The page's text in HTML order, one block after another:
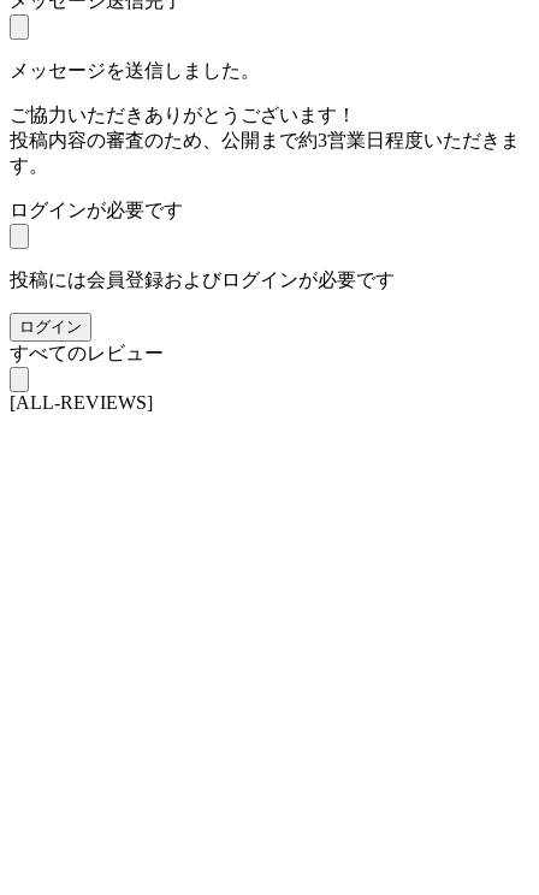
メッセージを送信しました。
ご協力いただきありがとうございます！
投稿内容の審査のため、公開まで約3営業日程度いただきま
す。
ログインが必要です
投稿には会員登録およびログインが必要です
ログイン
すべてのレビュー
[ALL-REVIEWS]